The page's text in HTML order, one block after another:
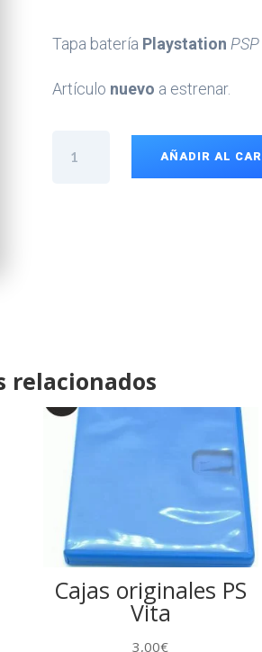
Tapa batería Playstation PSP
Artículo nuevo a estrenar.
Batería
AÑADIR AL
relacionados
Cajas originales PS
Vita
3,00€